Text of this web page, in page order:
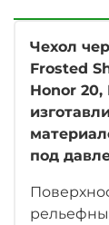
Чехол
Frosted
Honor 20,
под